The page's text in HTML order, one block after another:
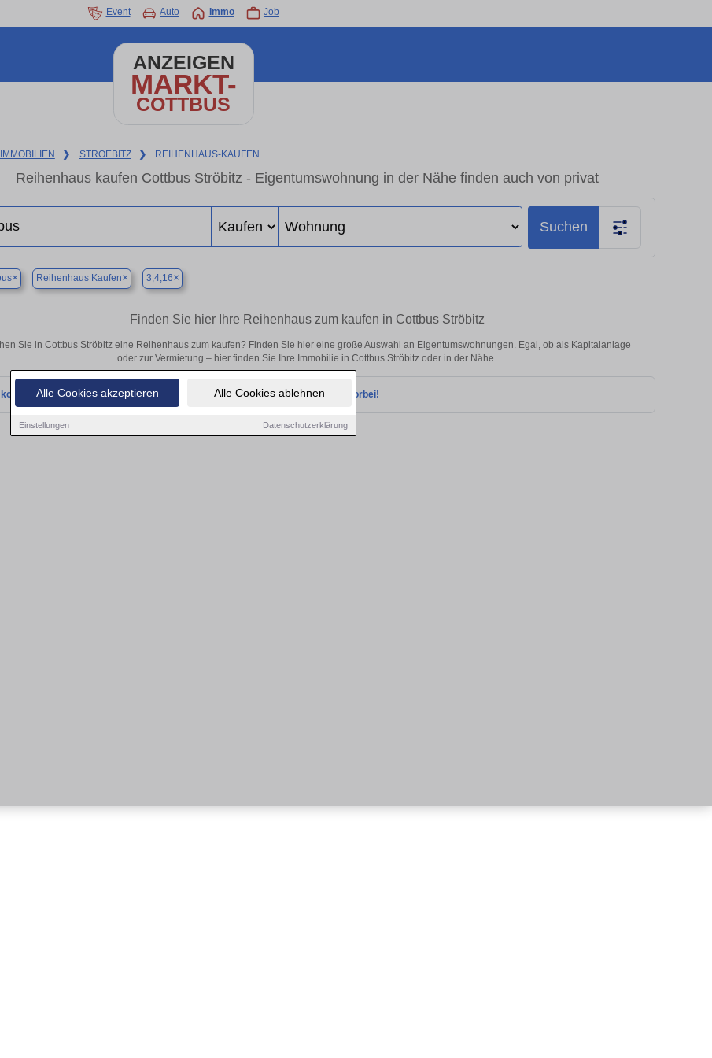
Alle Cookies akzeptieren Alle Cookies ablehnen
Einstellungen Datenschutzerklärung
Event Auto Immo Job
ANZEIGEN
MARKT-
COTTBUS
IMMOBILIEN ❯ STROEBITZ ❯ REIHENHAUS-KAUFEN
Reihenhaus kaufen Cottbus Ströbitz - Eigentumswohnung in der Nähe finden auch von privat
Suchen
× Reihenhaus Kaufen× 3,4,16×
Finden Sie hier Ihre Reihenhaus zum kaufen in Cottbus Ströbitz
Sie in Cottbus Ströbitz eine Reihenhaus zum kaufen? Finden Sie hier eine große Auswahl an Eigentumswohnungen. Egal, ob als Kapitalanlage
oder zur Vermietung – hier finden Sie Ihre Immobilie in Cottbus Ströbitz oder in der Nähe.
wir derzeit keine passenden Objekte finden. Schauen Sie bald wieder vorbei!